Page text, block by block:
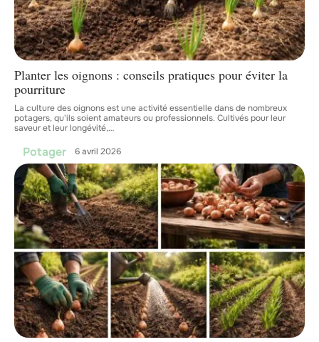
Planter les oignons : conseils pratiques pour éviter la
pourriture
La culture des oignons est une activité essentielle dans de nombreux
potagers, qu'ils soient amateurs ou professionnels. Cultivés pour leur
saveur et leur longévité,…
Potager 6 avril 2026